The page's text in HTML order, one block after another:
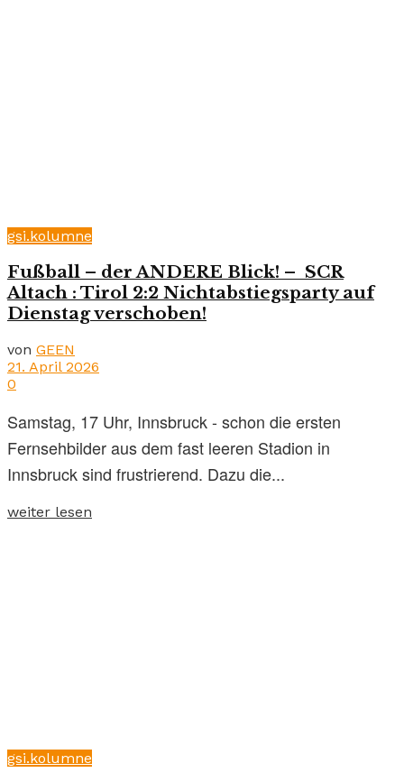
gsi.kolumne
Fußball – der ANDERE Blick! – SCR
Altach : Tirol 2:2 Nichtabstiegsparty auf
Dienstag verschoben!
von GEEN
21. April 2026
0
Samstag, 17 Uhr, Innsbruck - schon die ersten
Fernsehbilder aus dem fast leeren Stadion in
Innsbruck sind frustrierend. Dazu die...
weiter lesen
gsi.kolumne